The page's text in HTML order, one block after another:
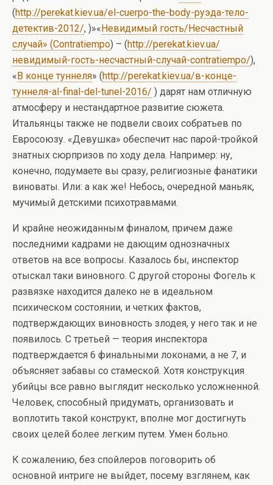
(http://perekat.kiev.ua/el-cuerpo-the-body-руэда-тело-
детектив-2012/, )»«Невидимый гость/Несчастный
случай» (Contratiempo) – (http://perekat.kiev.ua/
невидимый-гость-несчастный-случай-contratiempo/),
«В конце туннеля» (http://perekat.kiev.ua/в-конце-
туннеля-al-final-del-tunel-2016/ ) дарят нам отличную
атмосферу и нестандартное развитие сюжета.
Итальянцы также не подвели своих собратьев по
Евросоюзу. «Девушка» обеспечит нас парой-тройкой
знатных сюрпризов по ходу дела. Например: ну,
конечно, подумаете вы сразу, религиозные фанатики
виноваты. Или: а как же! Небось, очередной маньяк,
мучимый детскими психотравмами.
И крайне неожиданным финалом, причем даже
последними кадрами не дающим однозначных
ответов на все вопросы. Казалось бы, инспектор
отыскал таки виновного. С другой стороны Фогель к
развязке находится далеко не в идеальном
психическом состоянии, и четких фактов,
подтверждающих виновность злодея, у него так и не
появилось. С третьей — теория инспектора
подтверждается 6 финальными локонами, а не 7, и
объясняет забавы со стамеской. Хотя конструкция
убийцы все равно выглядит несколько усложненной.
Человек, способный придумать, организовать и
воплотить такой конструкт, вполне мог достигнуть
своих целей более легким путем. Умен больно.
К сожалению, без спойлеров поговорить об
основной интриге не выйдет, посему взглянем, как